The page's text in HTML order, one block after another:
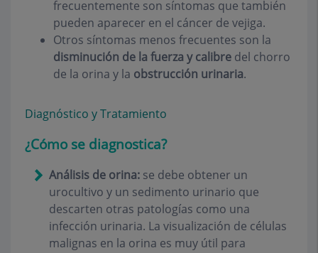
frecuentemente son síntomas que también
pueden aparecer en el cáncer de vejiga.
Otros síntomas menos frecuentes son la
disminución de la fuerza ycalibre del chorro
de la orina y la obstrucción urinaria.
Diagnóstico y Tratamiento
¿Cómo se diagnostica?
Análisis de orina: se debe obtener un
urocultivo y un sedimento urinario que
descarten otras patologías como una
infección urinaria. La visualización de células
malignas en la orina es muy útil para